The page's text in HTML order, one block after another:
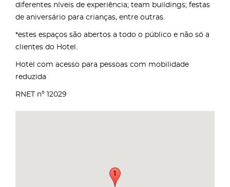
diferentes níveis de experiência; team buildings; festas
de aniversário para crianças, entre outras.
*estes espaços são abertos a todo o público e não só a
clientes do Hotel.
Hotel com acesso para pessoas com mobilidade
reduzida
RNET nº 12029